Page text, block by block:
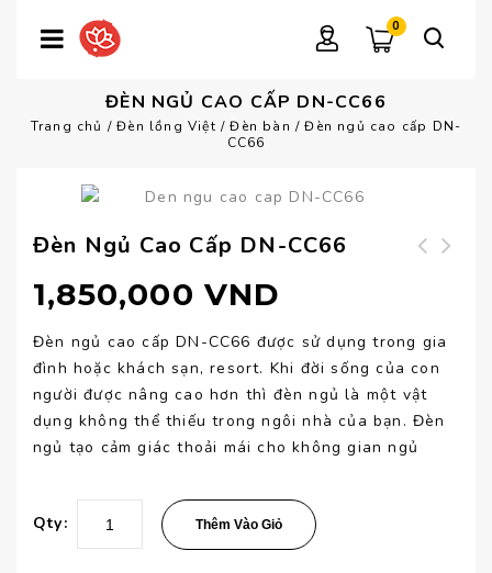
0
ĐÈN NGỦ CAO CẤP DN-CC66
Trang chủ /Đèn lồng Việt /Đèn bàn /Đèn ngủ cao cấp DN-
CC66
Đèn Ngủ Cao Cấp DN-CC66
1,850,000 VND
Đèn ngủ cao cấp DN-CC66 được sử dụng trong gia
đình hoặc khách sạn, resort. Khi đời sống của con
người được nâng cao hơn thì đèn ngủ là một vật
dụng không thể thiếu trong ngôi nhà của bạn. Đèn
ngủ tạo cảm giác thoải mái cho không gian ngủ
Qty: Thêm Vào Giỏ